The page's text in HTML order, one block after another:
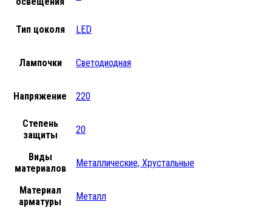
Тип цоколя LED
Лампочки Светодиодная
Напряжение 220
Степень
защиты
20
Виды
материалов
Металлические, Хрустальные
Материал
арматуры
Металл